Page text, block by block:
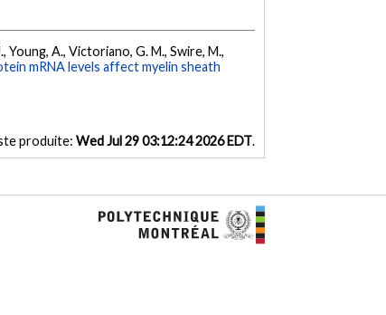
Young, A., Victoriano, G. M., Swire, M.,
mRNA levels affect myelin sheath
produite: Wed Jul 29 03:12:24 2026 EDT.